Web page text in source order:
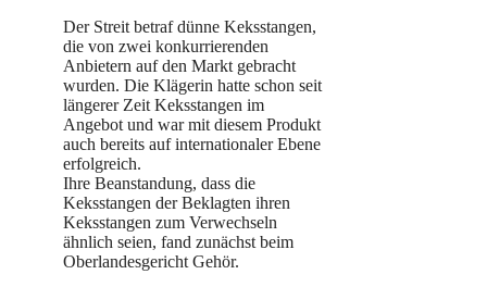
Der Streit betraf dünne Keksstangen,
die von zwei konkurrierenden
Anbietern auf den Markt gebracht
wurden. Die Klägerin hatte schon seit
längerer Zeit Keksstangen im
Angebot und war mit diesem Produkt
auch bereits auf internationaler Ebene
erfolgreich.
Ihre Beanstandung, dass die
Keksstangen der Beklagten ihren
Keksstangen zum Verwechseln
ähnlich seien, fand zunächst beim
Oberlandesgericht Gehör.